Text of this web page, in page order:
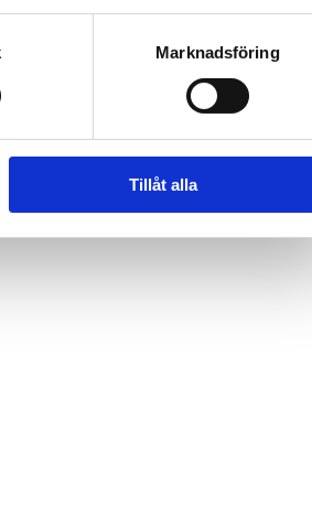
Marknadsföring
Tillåt alla